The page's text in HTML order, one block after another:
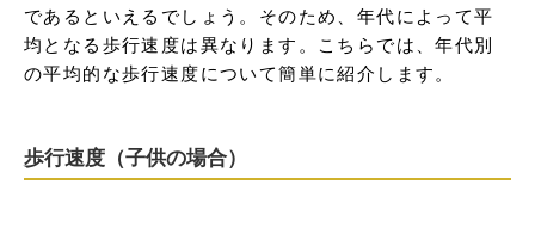
であるといえるでしょう。そのため、年代によって平
均となる歩行速度は異なります。こちらでは、年代別
の平均的な歩行速度について簡単に紹介します。
歩行速度（子供の場合）